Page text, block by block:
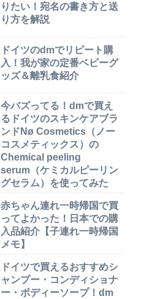
りたい！宛名の書き方と送
り方を解説
ドイツのdmでリピート購
入！我が家の定番ベビーグ
ッズ＆離乳食紹介
今バズってる！dmで買え
るドイツのスキンケアブラ
ンドNø Cosmetics（ノー
コスメティックス）の
Chemical peeling
serum（ケミカルピーリン
グセラム）を使ってみた
赤ちゃん連れ一時帰国で買
ってよかった！日本での購
入品紹介【子連れ一時帰国
メモ】
ドイツで買えるおすすめシ
ャンプー・コンディショナ
ー・ボディーソープ！dm